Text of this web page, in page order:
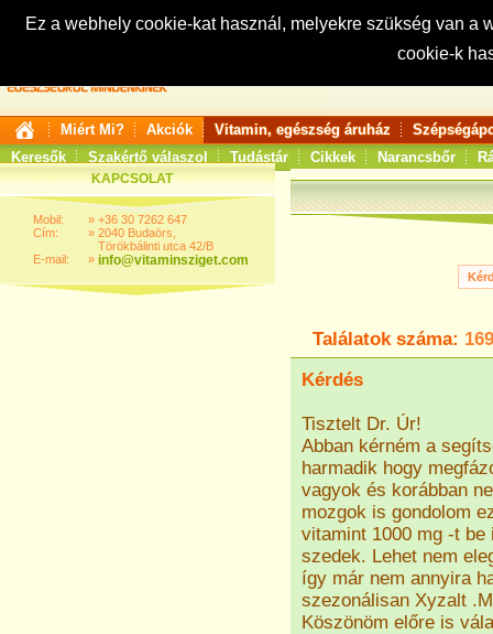
Ez a webhely cookie-kat használ, melyekre szükség van
cookie-k
Keresés:
Miért Mi? Akciók Vitamin, egészség áruház
Keresők
Szakértő válaszol Tudástár Cikkek Narancsbőr
KAPCSOLAT
Mobil:
Cím:
E-mail:
»
»
»
+36 30 7262 647
2040 Budaörs,
Törökbálinti utca 42/B
info@vitaminsziget.com
Találatok száma:
Kérdés
Tisztelt Dr. Úr!
Abban kérném a
harmadik hogy
vagyok és korábban
mozgok is gondolom
vitamint 1000 mg -t
szedek. Lehet nem
így már nem annyira
szezonálisan Xyzalt
Köszönöm előre is